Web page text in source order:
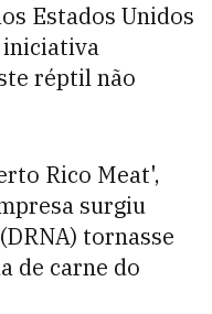
Estados Unidos
iniciativa
réptil não
Rico Meat',
surgiu
tornasse
de carne do